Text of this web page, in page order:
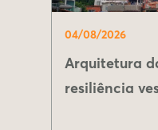
04/08/2026
Arquitetura
resiliência